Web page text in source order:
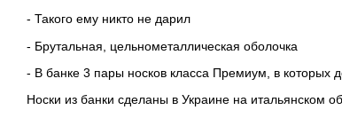
- Такого ему никто не дарил
- Брутальная, цельнометаллическая оболочка
- В банке 3 пары носков класса Премиум, в которых
Носки из банки сделаны в Украине на итальянском